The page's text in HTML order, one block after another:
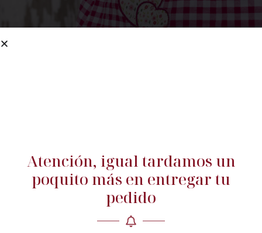
NOSOTRAS
Rebeca García
Taller
Atención, igual tardamos un
poquito más en entregar tu
pedido